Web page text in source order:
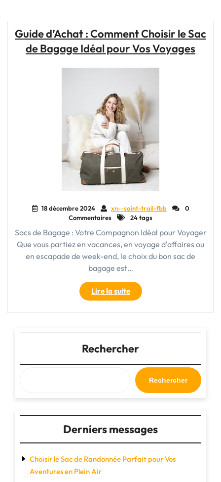
Guide d’Achat : Comment Choisir le Sac
de Bagage Idéal pour Vos Voyages
18 décembre 2024 xn--saint-trail-fbb
0
Commentaires
24 tags
Sacs de Bagage : Votre Compagnon Idéal pour Voyager
Que vous partiez en vacances, en voyage d'affaires ou
en escapade de week-end, le choix du bon sac de
bagage est…
Lire la suite"Guide
d’Achat
:
Choisir
le
Sac
de
Bagage
Idéal
Rechercher
Rechercher
Derniers messages
Choisir le Sac de Randonnée Parfait pour Vos
Aventures en Plein Air